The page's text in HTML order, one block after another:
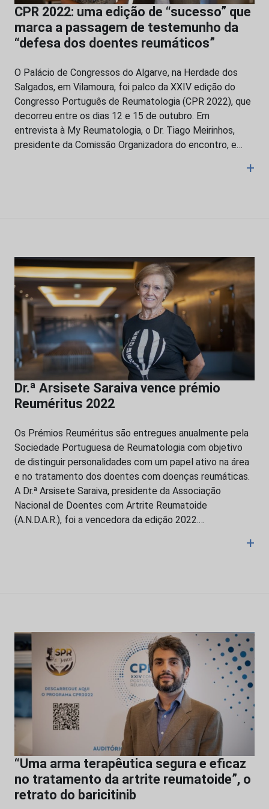
CPR 2022: uma edição de “sucesso” que
marca a passagem de testemunho da
“defesa dos doentes reumáticos”
O Palácio de Congressos do Algarve, na Herdade dos
Salgados, em Vilamoura, foi palco da XXIV edição do
Congresso Português de Reumatologia (CPR 2022), que
decorreu entre os dias 12 e 15 de outubro. Em
entrevista à My Reumatologia, o Dr. Tiago Meirinhos,
presidente da Comissão Organizadora do encontro, e…
+
Dr.ª Arsisete Saraiva vence prémio
Reuméritus 2022
Os Prémios Reuméritus são entregues anualmente pela
Sociedade Portuguesa de Reumatologia com objetivo
de distinguir personalidades com um papel ativo na área
e no tratamento dos doentes com doenças reumáticas.
A Dr.ª Arsisete Saraiva, presidente da Associação
Nacional de Doentes com Artrite Reumatoide
(A.N.D.A.R.), foi a vencedora da edição 2022.…
+
“Uma arma terapêutica segura e eficaz
no tratamento da artrite reumatoide”, o
retrato do baricitinib